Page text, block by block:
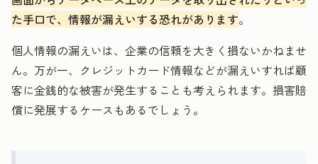
た手口で、情報が漏えいする恐れがあります。
個人情報の漏えいは、企業の信頼を大きく損ないかねませ
ん。万が一、クレジットカード情報などが漏えいすれば顧
客に金銭的な被害が発生することも考えられます。損害賠
償に発展するケースもあるでしょう。